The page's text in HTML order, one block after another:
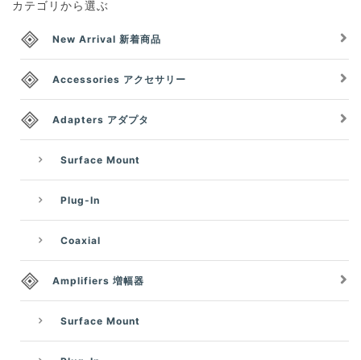
カテゴリから選ぶ
New Arrival 新着商品
Accessories アクセサリー
Adapters アダプタ
Surface Mount
Plug-In
Coaxial
Amplifiers 増幅器
Surface Mount